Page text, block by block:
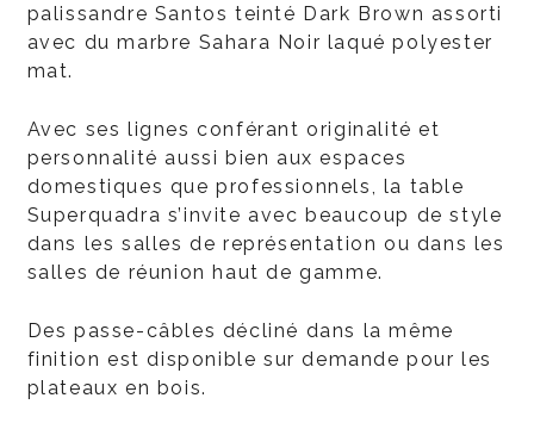
palissandre Santos teinté Dark Brown assorti
avec du marbre Sahara Noir laqué polyester
mat.
Avec ses lignes conférant originalité et
personnalité aussi bien aux espaces
domestiques que professionnels, la table
Superquadra s’invite avec beaucoup de style
dans les salles de représentation ou dans les
salles de réunion haut de gamme.
Des passe-câbles décliné dans la même
finition est disponible sur demande pour les
plateaux en bois.